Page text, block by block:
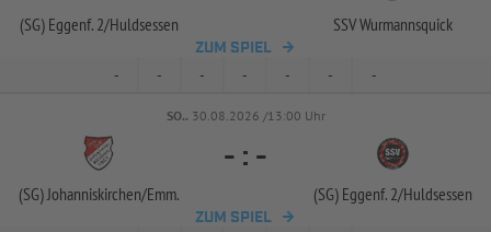
(SG) Eggenf. 2/Huldsessen SSV Wurmannsquick
ZUM SPIEL
- - - - - - -
SO.. 30.08.2026 /13:00 Uhr
(SG) Johanniskirchen/Emm.
- : -
(SG) Eggenf. 2/Huldsessen
ZUM SPIEL